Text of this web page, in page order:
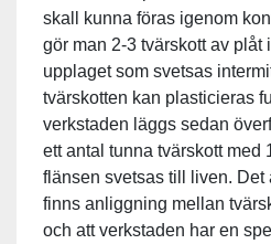
skall kunna föras igenom
gör man 2-3 tvärskott av plåt
upplaget som svetsas
tvärskotten kan plasticieras
verkstaden läggs sedan
ett antal tunna tvärskott med
flänsen svetsas till liven. Det
finns anliggning mellan
och att verkstaden har en